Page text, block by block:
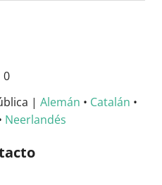
0
| Alemán • Catalán •
Neerlandés